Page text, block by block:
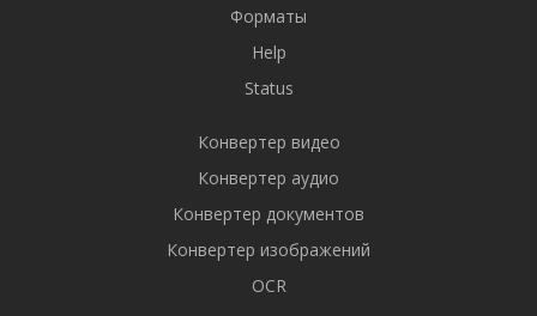
Форматы
Help
Status
Конвертер видео
Конвертер аудио
Конвертер документов
Конвертер изображений
OCR